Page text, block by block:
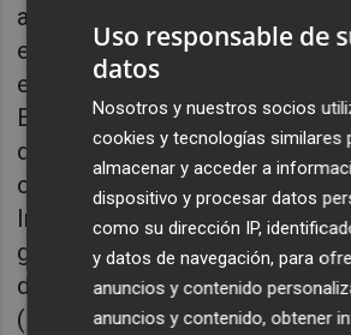
arseniuro de galio (GaAs), que
eficiencia en la conversión de
en electricidad en los paneles
En aplicaciones militares
de radares, sistemas de
circuitos integrados de alta
Imágenes médicas: Algunas
galio se utilizan en la
de contraste para resonancia
(MRI) y en equipos de
Uso responsable de
datos
Nosotros y nuestros socios
cookies y tecnologías similares
almacenar y acceder a
dispositivo y procesar datos
como su dirección IP,
y datos de navegación, para
anuncios y contenido
anuncios y contenido, obtener